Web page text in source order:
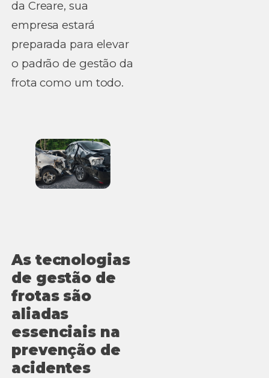
da Creare, sua
empresa estará
preparada para elevar
o padrão de gestão da
frota como um todo.
As tecnologias
de gestão de
frotas são
aliadas
essenciais na
prevenção de
acidentes